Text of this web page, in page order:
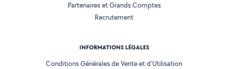
Partenaires et Grands Comptes
Recrutement
INFORMATIONS LÉGALES
Conditions Générales de Vente et d'Utilisation